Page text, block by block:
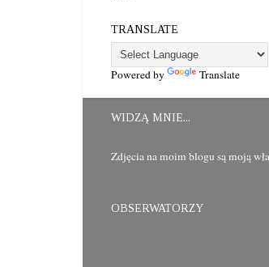
TRANSLATE
Powered by Translate
WIDZĄ MNIE...
Zdjęcia na moim blogu są moją
OBSERWATORZY